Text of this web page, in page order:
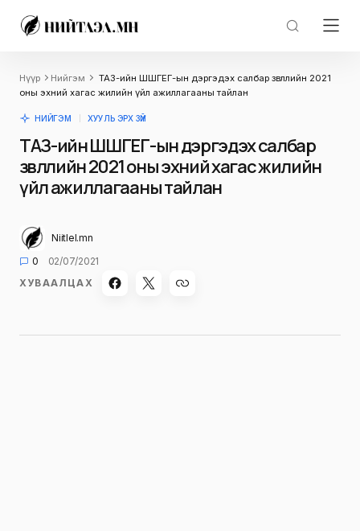
Нүүр Нийгэм
ТАЗ-ийн ШШГЕГ-ын дэргэдэх салбар зөвлөлийн 2021
оны эхний хагас жилийн үйл ажиллагааны тайлан
НИЙГЭМ ХУУЛЬ ЭРХ ЗҮЙ
ТАЗ-ийн ШШГЕГ-ын дэргэдэх салбар
зөвлөлийн 2021 оны эхний хагас жилийн
үйл ажиллагааны тайлан
Niitlel.mn
0
02/07/2021
ХУВААЛЦАХ